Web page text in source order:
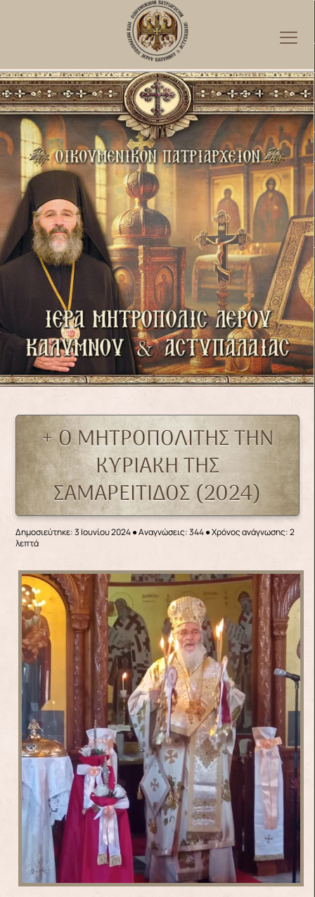
+ Ο ΜΗΤΡΟΠΟΛΙΤΗΣ ΤΗΝ
ΚΥΡΙΑΚΗ ΤΗΣ
ΣΑΜΑΡΕΙΤΙΔΟΣ (2024)
Δημοσιεύτηκε: 3 Ιουνίου 2024●Αναγνώσεις: 344● Χρόνος ανάγνωσης: 2
λεπτά